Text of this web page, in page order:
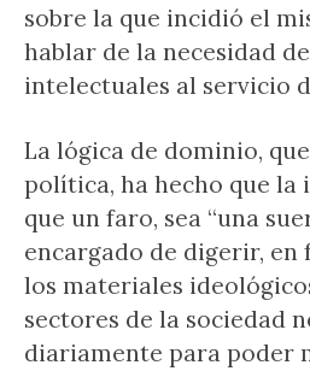
sobre la que incidió el
hablar de la necesidad
intelectuales al servicio
La lógica de dominio,
política, ha hecho que la
que un faro, sea “una
encargado de digerir, en
los materiales
sectores de la sociedad
diariamente para poder